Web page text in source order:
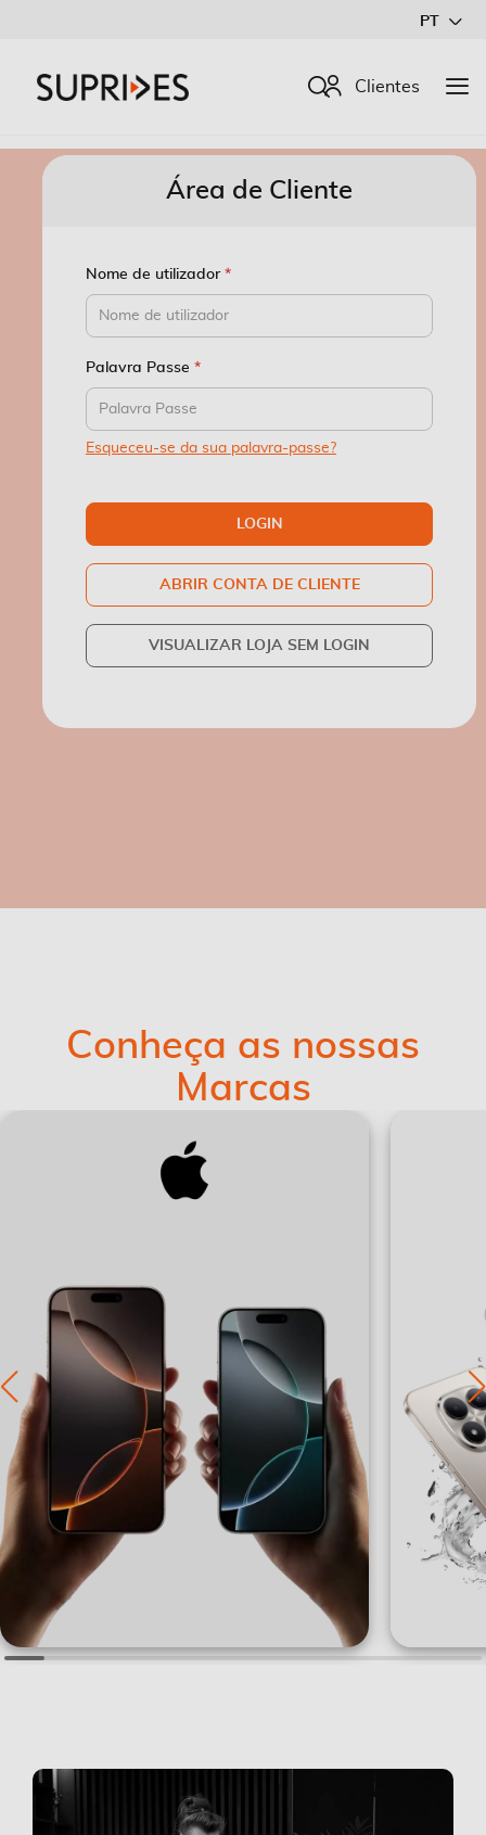
Conteúdo
PT
Procurar
Clientes
Área de Cliente
Nome de utilizador
Palavra Passe
Esqueceu-se da sua palavra-passe?
LOGIN
ABRIR CONTA DE CLIENTE
VISUALIZAR LOJA SEM LOGIN
Conheça as nossas
Marcas